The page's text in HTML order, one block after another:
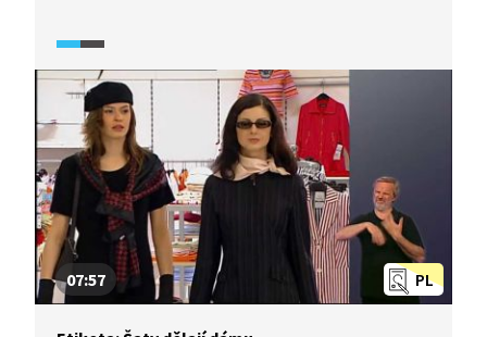
i oblečení: Kromě klasického obleku ještě existuje
smoking, žaket a frak. Ženy to mají o něco
jednodušší, v každém případě však spolu musí muž
a žena (pokud jde o slavnostní oblečení) ladit.
PL
07:57